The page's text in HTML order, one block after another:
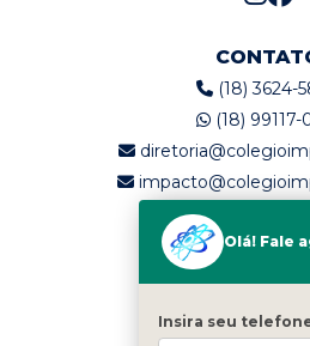
(18) 3624-
(18) 99117-
MENU
Home
Quem
Olá! Fale
Insira seu